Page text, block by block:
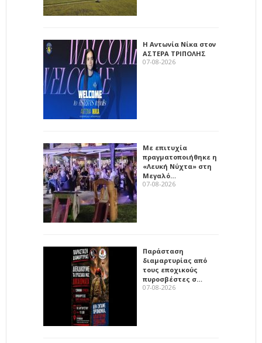
Η Αντωνία Νίκα στον
ΑΣΤΕΡΑ ΤΡΙΠΟΛΗΣ
07-08-2026
Με επιτυχία
πραγματοποιήθηκε η
«Λευκή Νύχτα» στη
Μεγαλό…
07-08-2026
Παράσταση
διαμαρτυρίας από
τους εποχικούς
πυροσβέστες σ…
07-08-2026